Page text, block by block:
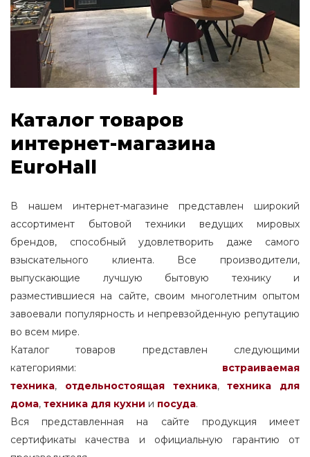
Каталог товаров
интернет-магазина
EuroHall
В нашем интернет-магазине представлен широкий
ассортимент бытовой техники ведущих мировых
брендов, способный удовлетворить даже самого
взыскательного клиента. Все производители,
выпускающие лучшую бытовую технику и
разместившиеся на сайте, своим многолетним опытом
завоевали популярность и непревзойденную репутацию
во всем мире.
Каталог товаров представлен следующими
категориями: встраиваемая
техника, отдельностоящаятехника,
техника для
дома, техника для кухни и посуда.
Вся представленная на сайте продукция имеет
сертификаты качества и официальную гарантию от